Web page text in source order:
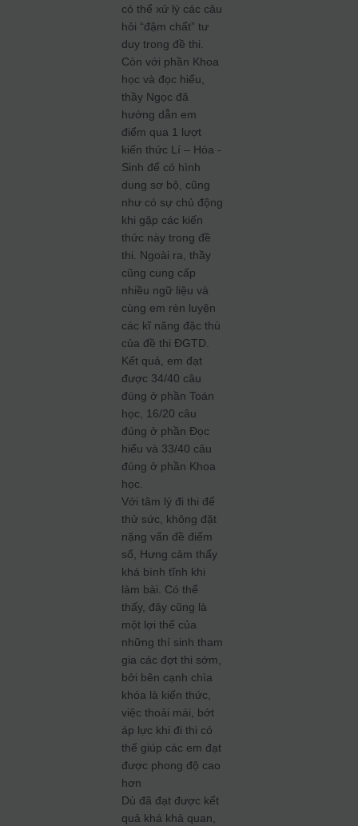
có thể xử lý các câu
hỏi “đậm chất” tư
duy trong đề thi.
Còn với phần Khoa
học và đọc hiểu,
thầy Ngọc đã
hướng dẫn em
điểm qua 1 lượt
kiến thức Lí – Hóa -
Sinh để có hình
dung sơ bộ, cũng
như có sự chủ động
khi gặp các kiến
thức này trong đề
thi. Ngoài ra, thầy
cũng cung cấp
nhiều ngữ liệu và
cùng em rèn luyện
các kĩ năng đặc thù
của đề thi ĐGTD.
Kết quả, em đạt
được 34/40 câu
đúng ở phần Toán
học, 16/20 câu
đúng ở phần Đọc
hiểu và 33/40 câu
đúng ở phần Khoa
học.
Với tâm lý đi thi để
thử sức, không đặt
nặng vấn đề điểm
số, Hưng cảm thấy
khá bình tĩnh khi
làm bài. Có thể
thấy, đây cũng là
một lợi thế của
những thí sinh tham
gia các đợt thi sớm,
bởi bên cạnh chìa
khóa là kiến thức,
việc thoải mái, bớt
áp lực khi đi thi có
thể giúp các em đạt
được phong độ cao
hơn
Dù đã đạt được kết
quả khá khả quan,